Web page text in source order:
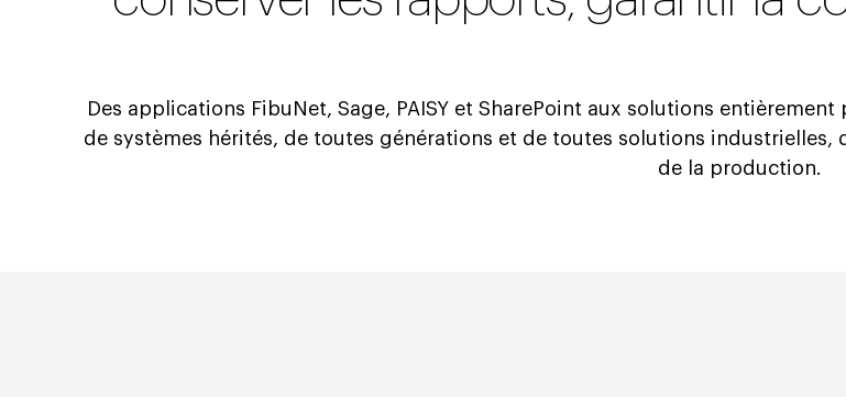
Des applications FibuNet, Sage, PAISY et SharePoint aux solutions
de systèmes hérités, de toutes générations et de toutes solutions
de la production.